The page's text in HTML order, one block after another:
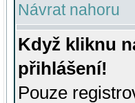
Návrat nahoru
Když kliknu
přihlášení!
Pouze